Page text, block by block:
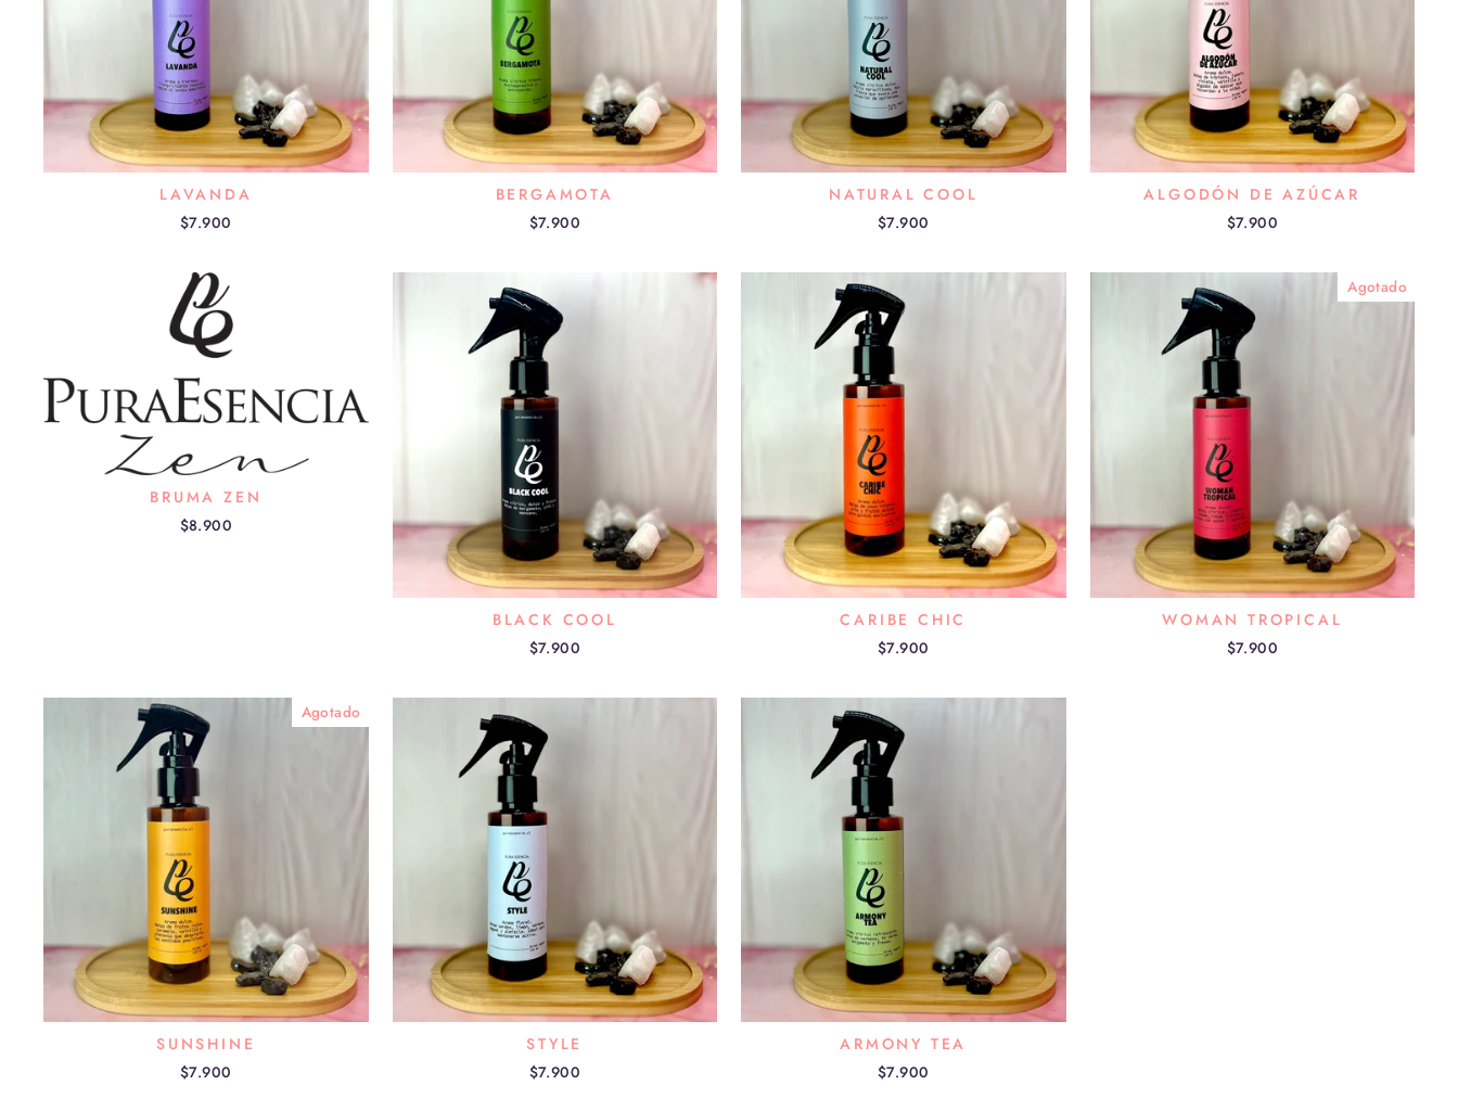
LAVANDA
$7.900
BERGAMOTA
$7.900
NATURAL COOL
$7.900
ALGODÓN DE AZÚCAR
$7.900
BRUMA ZEN
$8.900
BLACK COOL
$7.900
CARIBE CHIC
$7.900
Agotado
WOMAN TROPICAL
$7.900
Agotado
SUNSHINE
$7.900
STYLE
$7.900
ARMONY TEA
$7.900